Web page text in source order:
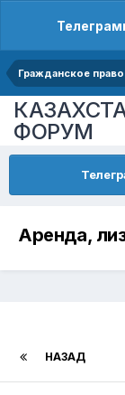
Гражданское право
ФОРУМ
Аренда,
НАЗАД